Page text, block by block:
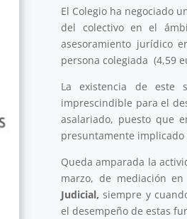
El Colegio ha negociado
del colectivo en el
asesoramiento jurídico
persona colegiada (4,59
La existencia de este
imprescindible para el
asalariado, puesto que
presuntamente
Queda amparada la
marzo, de mediación
Judicial, siempre y
el desempeño de estas